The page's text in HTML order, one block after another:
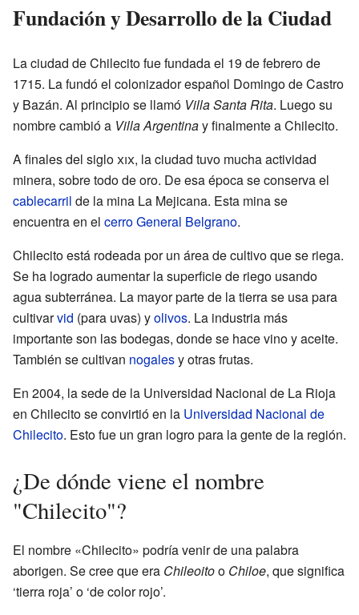
Fundación y Desarrollo de la Ciudad
La ciudad de Chilecito fue fundada el 19 de febrero de
1715. La fundó el colonizador español Domingo de Castro
y Bazán. Al principio se llamó Villa Santa Rita. Luego su
nombre cambió a Villa Argentinay finalmente a Chilecito.
A finales del sigloxix, la ciudad tuvo mucha actividad
minera, sobre todo de oro. De esa época se conserva el
cablecarril de la mina La Mejicana. Esta mina se
encuentra en el cerro General Belgrano.
Chilecito está rodeada por un área de cultivo que se riega.
Se ha logrado aumentar la superficie de riego usando
agua subterránea. La mayor parte de la tierra se usa para
cultivarvid (para uvas) yolivos. La industria más
importante son las bodegas, donde se hace vino y aceite.
También se cultivan nogalesy otras frutas.
En 2004, la sede de la Universidad Nacional de La Rioja
en Chilecito se convirtió en la Universidad Nacional de
Chilecito. Esto fue un gran logro para la gente de la región.
¿De dónde viene el nombre
"Chilecito"?
El nombre «Chilecito» podría venir de una palabra
aborigen. Se cree que era Chileoitoo Chiloe, que significa
‘tierra roja’ o ‘de color rojo’.